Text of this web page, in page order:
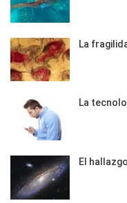
La
La
El